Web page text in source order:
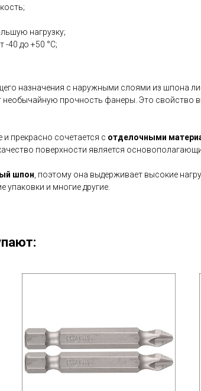
нагрузку;
-40 до +50 °С;
назначения с наружными слоями из шпона
прочность фанеры. Это свойство
и прекрасно сочетается с отделочными
поверхности является
шпон , поэтому она выдерживает высокие
упаковки и многие другие.